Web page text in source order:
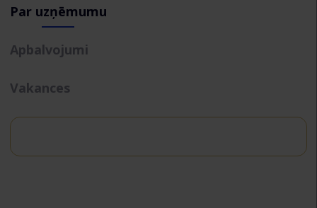
Par uzņēmumu
Apbalvojumi
Vakances